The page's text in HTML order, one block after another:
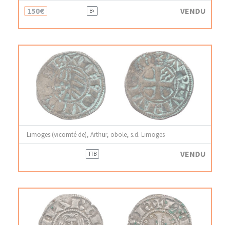
150€ B+ VENDU
Limoges (vicomté de), Arthur, obole, s.d. Limoges
TTB VENDU